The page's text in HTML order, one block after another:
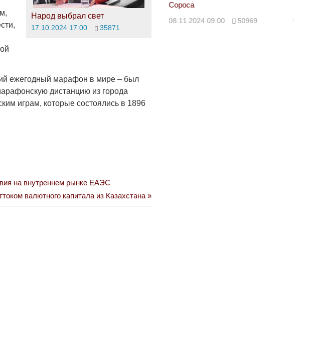
Народ выбрал свет
17.10.2024 17:00 35871
ежегодный марафон в мире – был
дистанцию из города
играм, которые состоялись в 1896
на внутреннем рынке ЕАЭС
валютного капитала из Казахстана
Сороса
08.11.2024 09:00
Сороса
08.11.2024 09:00 50969